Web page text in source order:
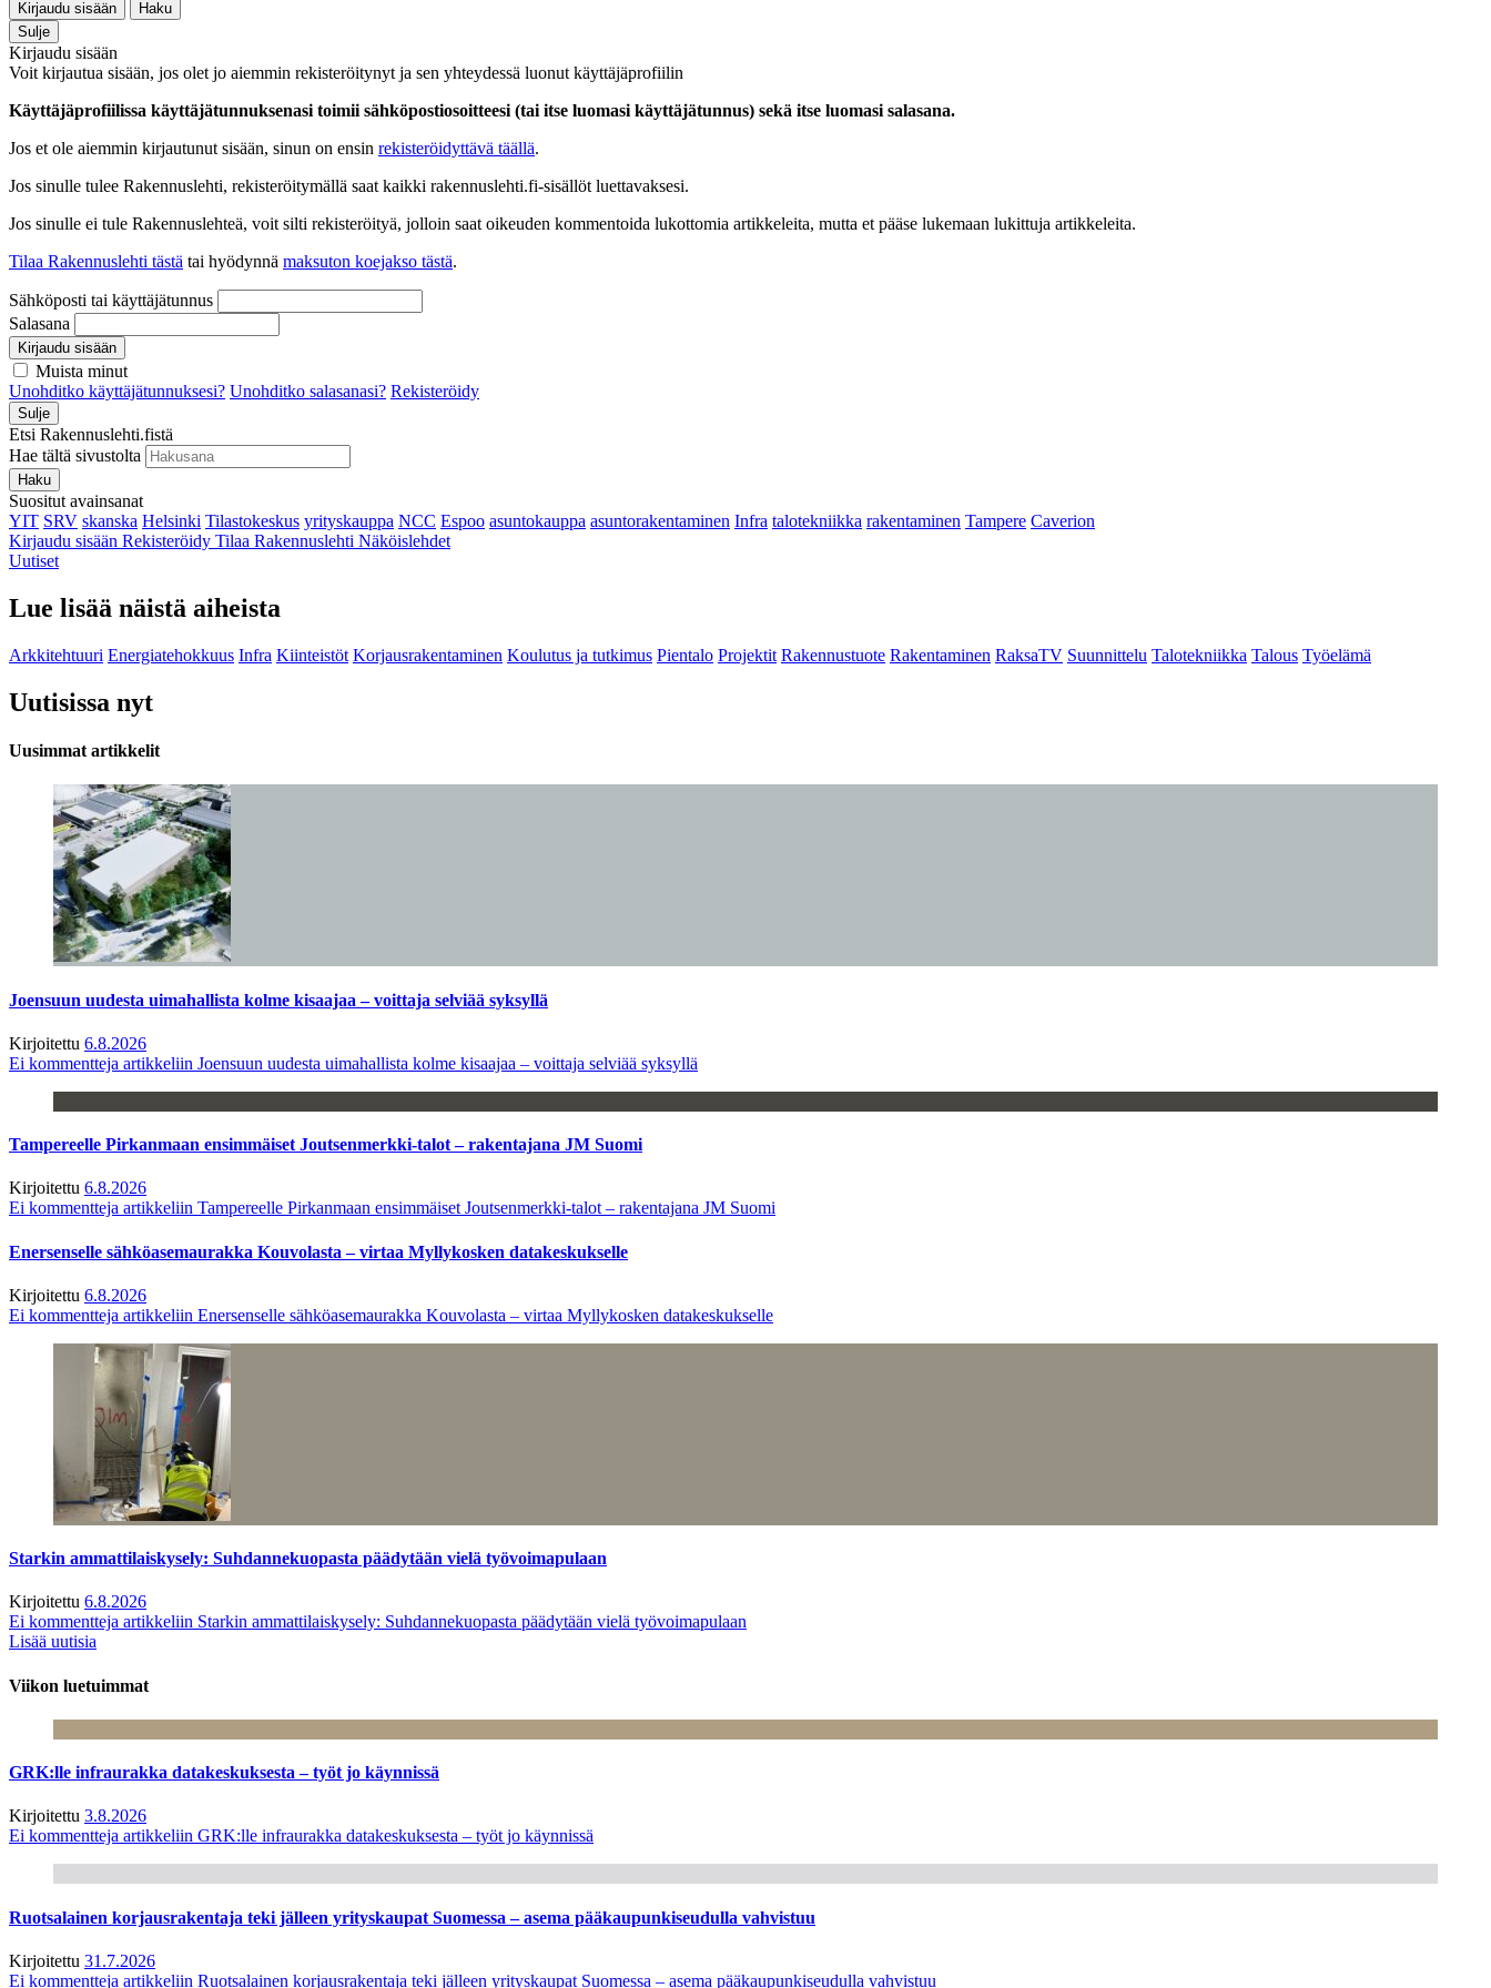
Kirjaudu sisään
Haku
Sulje
Kirjaudu sisään
Voit kirjautua sisään, jos olet jo aiemmin rekisteröitynyt ja sen yhteydessä luonut käyttäjäprofiilin
Käyttäjäprofiilissa käyttäjätunnuksenasi toimii sähköpostiosoitteesi (tai itse luomasi käyttäjätunnus) sekä itse luomasi salasana.
Jos et ole aiemmin kirjautunut sisään, sinun on ensin rekisteröidyttävä täällä.
Jos sinulle tulee Rakennuslehti, rekisteröitymällä saat kaikki rakennuslehti.fi-sisällöt luettavaksesi.
Jos sinulle ei tule Rakennuslehteä, voit silti rekisteröityä, jolloin saat oikeuden kommentoida lukottomia artikkeleita, mutta et pääse lukemaan lukittuja artikkeleita.
Tilaa Rakennuslehti tästä tai hyödynnä maksuton koejakso tästä.
Sähköposti tai käyttäjätunnus
Salasana
Kirjaudu sisään
Muista minut
Unohditko käyttäjätunnuksesi? Unohditko salasanasi? Rekisteröidy
Sulje
Etsi Rakennuslehti.fistä
Hae tältä sivustolta
Haku
Suositut avainsanat
YIT SRV skanska Helsinki Tilastokeskus yrityskauppa NCC Espoo asuntokauppa asuntorakentaminen Infra talotekniikka rakentaminen Tampere Caverion
Kirjaudu sisään Rekisteröidy Tilaa Rakennuslehti Näköislehdet
Uutiset
Lue lisää näistä aiheista
Arkkitehtuuri Energiatehokkuus Infra Kiinteistöt Korjausrakentaminen Koulutus ja tutkimus Pientalo Projektit Rakennustuote Rakentaminen RaksaTV Suunnittelu Talotekniikka Talous Työelämä
Uutisissa nyt
Uusimmat artikkelit
Joensuun uudesta uimahallista kolme kisaajaa – voittaja selviää syksyllä
Kirjoitettu 6.8.2026
Ei kommentteja artikkeliin Joensuun uudesta uimahallista kolme kisaajaa – voittaja selviää syksyllä
Tampereelle Pirkanmaan ensimmäiset Joutsenmerkki-talot – rakentajana JM Suomi
Kirjoitettu 6.8.2026
Ei kommentteja artikkeliin Tampereelle Pirkanmaan ensimmäiset Joutsenmerkki-talot – rakentajana JM Suomi
Enersenselle sähköasemaurakka Kouvolasta – virtaa Myllykosken datakeskukselle
Kirjoitettu 6.8.2026
Ei kommentteja artikkeliin Enersenselle sähköasemaurakka Kouvolasta – virtaa Myllykosken datakeskukselle
Starkin ammattilaiskysely: Suhdannekuopasta päädytään vielä työvoimapulaan
Kirjoitettu 6.8.2026
Ei kommentteja artikkeliin Starkin ammattilaiskysely: Suhdannekuopasta päädytään vielä työvoimapulaan
Lisää uutisia
Viikon luetuimmat
GRK:lle infraurakka datakeskuksesta – työt jo käynnissä
Kirjoitettu 3.8.2026
Ei kommentteja artikkeliin GRK:lle infraurakka datakeskuksesta – työt jo käynnissä
Ruotsalainen korjausrakentaja teki jälleen yrityskaupat Suomessa – asema pääkaupunkiseudulla vahvistuu
Kirjoitettu 31.7.2026
Ei kommentteja artikkeliin Ruotsalainen korjausrakentaja teki jälleen yrityskaupat Suomessa – asema pääkaupunkiseudulla vahvistuu